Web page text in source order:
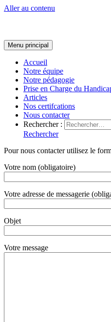
Aller au contenu
Menu principal
Accueil
Notre équipe
Notre pédagogie
Prise en Charge du
Articles
Nos certifcations
Nous contacter
Rechercher :
Rechercher
Pour nous contacter utilisez le
Votre nom (obligatoire)
Votre adresse de messagerie
Objet
Votre message